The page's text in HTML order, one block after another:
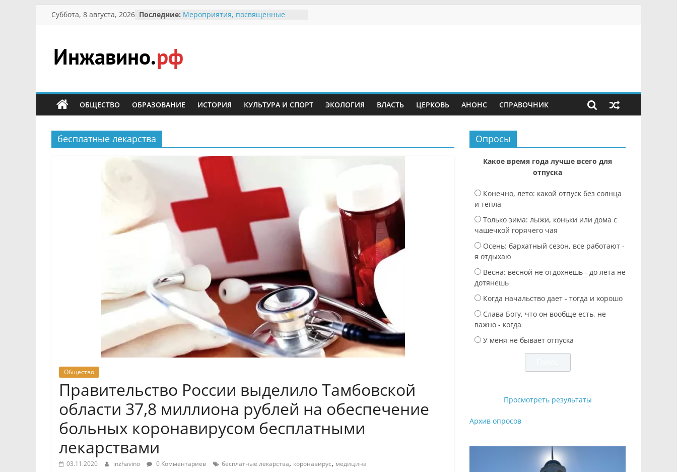
Перейти
Суббота, 8 августа, 2026 Последние: Мероприятия, посвященные
Безопасность в сети Интернет
Ученики приняли участие в
мероприятии «Сохраним
заповедника родились крапчатые
суслики
Инжавино.рф
сельский
портал
ОБЩЕСТВО ОБРАЗОВАНИЕ ИСТОРИЯ КУЛЬТУРА И СПОРТ ЭКОЛОГИЯ ВЛАСТЬ ЦЕРКОВЬ АНОНС СПРАВОЧНИК
бесплатные лекарства
Общество
Правительство России выделило Тамбовской
области 37,8 миллиона рублей на обеспечение
больных коронавирусом бесплатными
лекарствами
03.11.2020 inzhavino 0 Комментариев бесплатные лекарства, коронавирус, медицина
Опросы
Какое время года лучше всего для
отпуска
Конечно, лето: какой отпуск без солнца
и тепла
Только зима: лыжи, коньки или дома с
чашечкой горячего чая
Осень: бархатный сезон, все работают -
я отдыхаю
Весна: весной не отдохнешь - до лета не
дотянешь
Когда начальство дает - тогда и хорошо
Слава Богу, что он вообще есть, не
важно - когда
У меня не бывает отпуска
Просмотреть результаты
Архив опросов